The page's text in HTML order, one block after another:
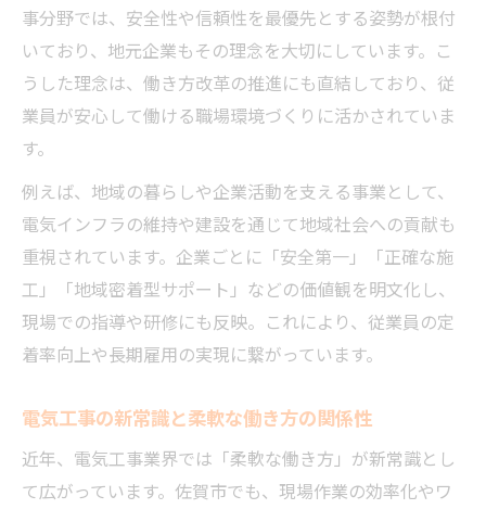
事分野では、安全性や信頼性を最優先とする姿勢が根付
いており、地元企業もその理念を大切にしています。こ
うした理念は、働き方改革の推進にも直結しており、従
業員が安心して働ける職場環境づくりに活かされていま
す。
例えば、地域の暮らしや企業活動を支える事業として、
電気インフラの維持や建設を通じて地域社会への貢献も
重視されています。企業ごとに「安全第一」「正確な施
工」「地域密着型サポート」などの価値観を明文化し、
現場での指導や研修にも反映。これにより、従業員の定
着率向上や長期雇用の実現に繋がっています。
電気工事の新常識と柔軟な働き方の関係性
近年、電気工事業界では「柔軟な働き方」が新常識とし
て広がっています。佐賀市でも、現場作業の効率化やワ